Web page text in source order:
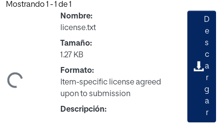
Mostrando 1 - 1 de 1
Nombre:
license.txt
Tamaño:
1.27 KB
Formato:
Item-specific license agreed
upon to submission
Descripción:
D
e
s
c
a
r
g
a
r